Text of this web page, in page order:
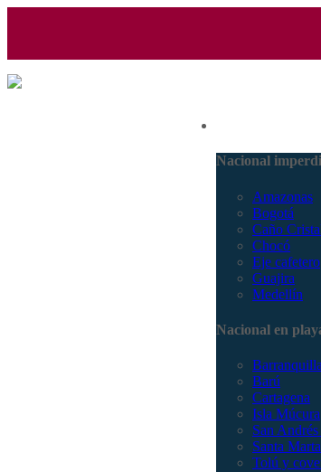
Nacional
Amazonas
Bogotá
Caño
Chocó
Eje cafetero
Guajira
Medellín
Nacional en
Barranquilla
Barú
Cartagena
Isla Múcura
San
Santa Marta
Tolú y